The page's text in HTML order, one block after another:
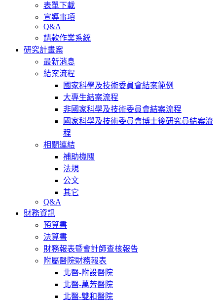
表單下載
宣導事項
Q&A
請款作業系統
研究計畫案
最新消息
結案流程
國家科學及技術委員會結案範例
大專生結案流程
非國家科學及技術委員會結案流程
國家科學及技術委員會博士後研究員結案流
程
相關連結
補助機關
法規
公文
其它
Q&A
財務資訊
預算書
決算書
財務報表暨會計師查核報告
附屬醫院財務報表
北醫-附設醫院
北醫-萬芳醫院
北醫-雙和醫院